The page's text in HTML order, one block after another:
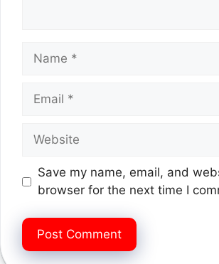
Name
Email
Website
Save my name, email, and
browser for the next time I